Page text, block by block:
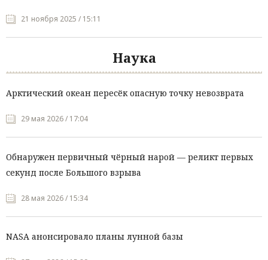
21 ноября 2025 / 15:11
Наука
Арктический океан пересёк опасную точку невозврата
29 мая 2026 / 17:04
Обнаружен первичный чёрный нарой — реликт первых
секунд после Большого взрыва
28 мая 2026 / 15:34
NASA анонсировало планы лунной базы